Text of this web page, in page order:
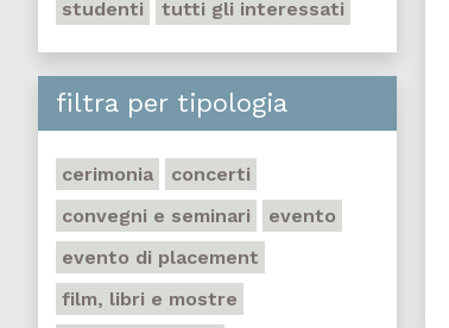
studenti
tutti gli interessati
filtra per tipologia
cerimonia
concerti
convegni e seminari
evento
evento di placement
film, libri e mostre